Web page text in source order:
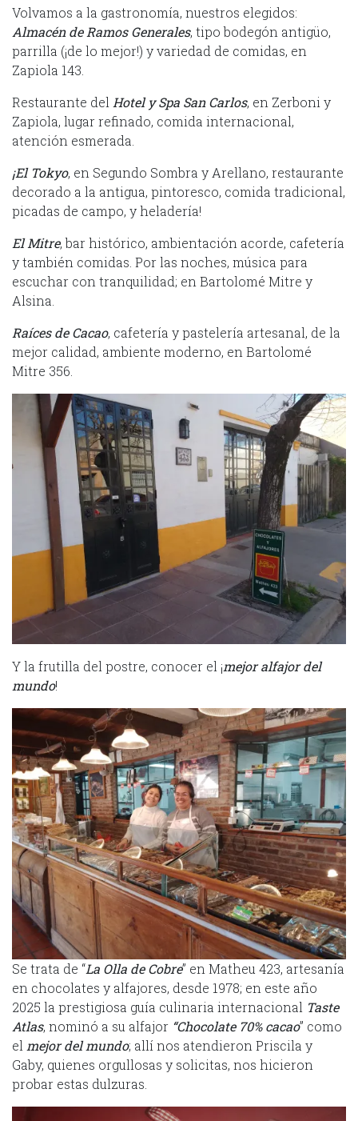
Volvamos a la gastronomía, nuestros elegidos:
Almacén de Ramos Generales, tipo bodegón antigüo,
parrilla (¡de lo mejor!) y variedad de comidas, en
Zapiola 143.
Restaurante del Hotel y Spa San Carlos, en Zerboni y
Zapiola, lugar refinado, comida internacional,
atención esmerada.
¡El Tokyo, en Segundo Sombra y Arellano, restaurante
decorado a la antigua, pintoresco, comida tradicional,
picadas de campo, y heladería!
El Mitre, bar histórico, ambientación acorde, cafetería
y también comidas. Por las noches, música para
escuchar con tranquilidad; en Bartolomé Mitre y
Alsina.
Raíces de Cacao, cafetería y pastelería artesanal, de la
mejor calidad, ambiente moderno, en Bartolomé
Mitre 356.
Y la frutilla del postre, conocer el ¡mejor alfajor del
mundo!
Se trata de “La Olla de Cobre” en Matheu 423, artesanía
en chocolates y alfajores, desde 1978; en este año
2025 la prestigiosa guía culinaria internacional Taste
Atlas, nominó a su alfajor “Chocolate 70% cacao” como
elmejor delmundo; allí nos atendieron Priscila y
Gaby, quienes orgullosas y solicitas, nos hicieron
probar estas dulzuras.